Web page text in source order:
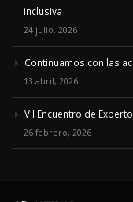
inclusiva
24 julio, 2026
Continuamos con las
13 abril, 2026
VII Encuentro de
26 febrero, 2026